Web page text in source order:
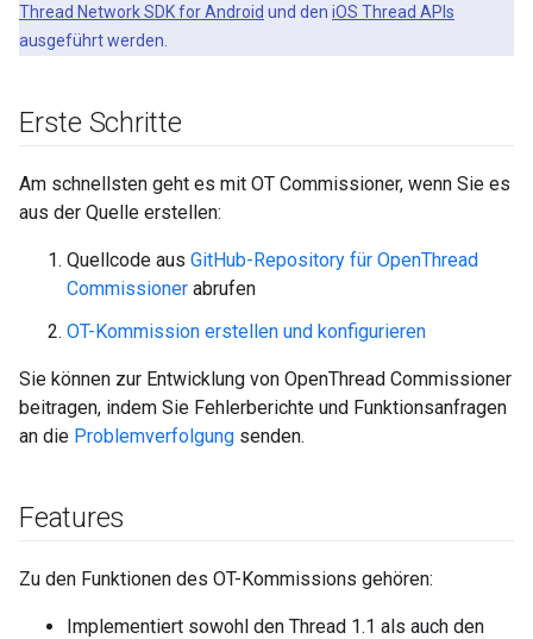
Thread Network SDK for Android und den iOS Thread APIs
ausgeführt werden.
Erste Schritte
Am schnellsten geht es mit OT Commissioner, wenn Sie es
aus der Quelle erstellen:
Quellcode aus GitHub-Repository für OpenThread
Commissioner abrufen
OT-Kommission erstellen und konfigurieren
Sie können zur Entwicklung von OpenThread Commissioner
beitragen, indem Sie Fehlerberichte und Funktionsanfragen
an die Problemverfolgung senden.
Features
Zu den Funktionen des OT-Kommissions gehören:
Implementiert sowohl den Thread 1.1 als auch den